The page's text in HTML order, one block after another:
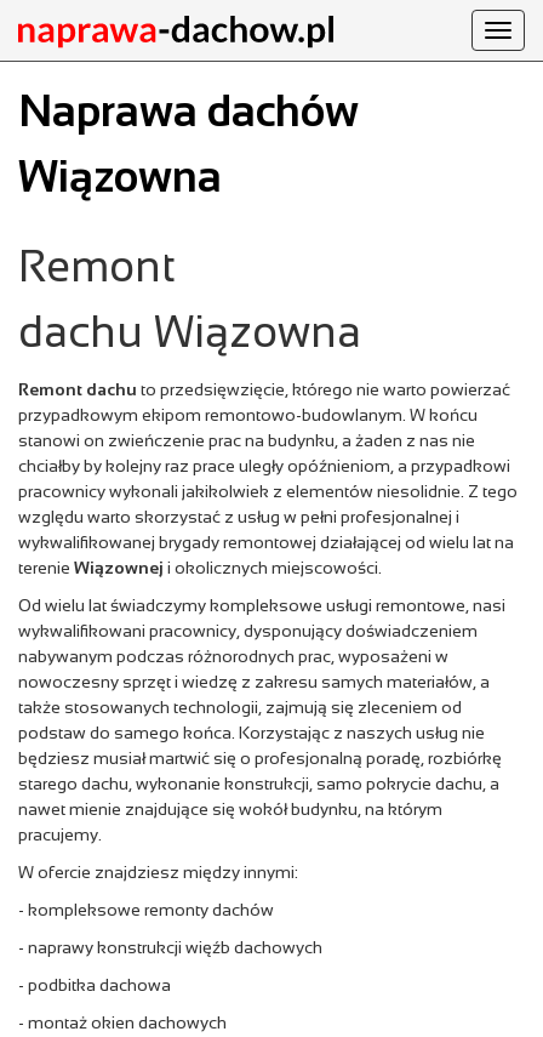
Naprawa dachów
Wiązowna
Remont
dachu Wiązowna
Remont dachu to przedsięwzięcie, którego nie warto powierzać
przypadkowym ekipom remontowo-budowlanym. W końcu
stanowi on zwieńczenie prac na budynku, a żaden z nas nie
chciałby by kolejny raz prace uległy opóźnieniom, a przypadkowi
pracownicy wykonali jakikolwiek z elementów niesolidnie. Z tego
względu warto skorzystać z usług w pełni profesjonalnej i
wykwalifikowanej brygady remontowej działającej od wielu lat na
terenie Wiązownej i okolicznych miejscowości.
Od wielu lat świadczymy kompleksowe usługi remontowe, nasi
wykwalifikowani pracownicy, dysponujący doświadczeniem
nabywanym podczas różnorodnych prac, wyposażeni w
nowoczesny sprzęt i wiedzę z zakresu samych materiałów, a
także stosowanych technologii, zajmują się zleceniem od
podstaw do samego końca. Korzystając z naszych usług nie
będziesz musiał martwić się o profesjonalną poradę, rozbiórkę
starego dachu, wykonanie konstrukcji, samo pokrycie dachu, a
nawet mienie znajdujące się wokół budynku, na którym
pracujemy.
W ofercie znajdziesz między innymi:
- kompleksowe remonty dachów
- naprawy konstrukcji więźb dachowych
- podbitka dachowa
- montaż okien dachowych